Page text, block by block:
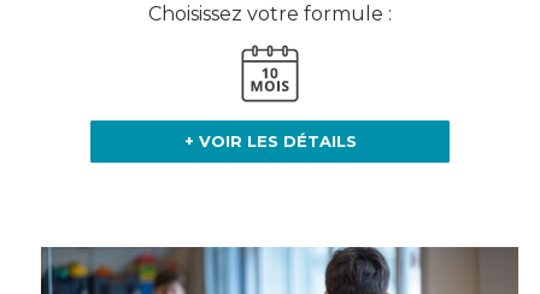
Choisissez votre formule :
+ VOIR LES DÉTAILS